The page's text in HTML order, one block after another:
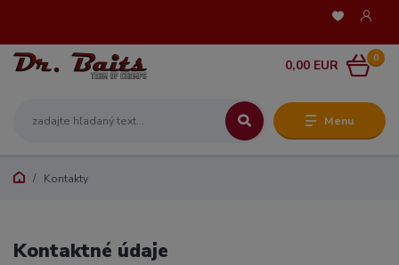
Menu
0
0,00 EUR
Kontakty
Kontaktné údaje